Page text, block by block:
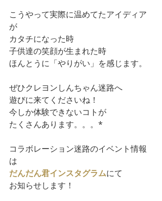
こうやって実際に温めてたアイディア
が
カタチになった時
子供達の笑顔が生まれた時
ほんとうに「やりがい」を感じます。
ぜひクレヨンしんちゃん迷路へ
遊びに来てくださいね！
今しか体験できないコトが
たくさんあります。。。*
コラボレーション迷路のイベント情報
は
だんだん君インスタグラムにて
お知らせします！